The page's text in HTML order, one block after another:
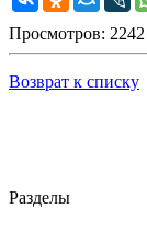
Просмотров: 2242
Возврат к списку
Разделы